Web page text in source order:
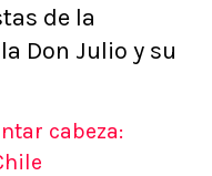
de la
Don Julio y su
cabeza: